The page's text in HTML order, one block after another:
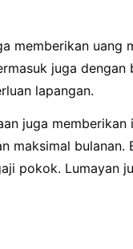
memberikan uang
juga
lapangan.
juga
maksimal
pokok. Lumayan